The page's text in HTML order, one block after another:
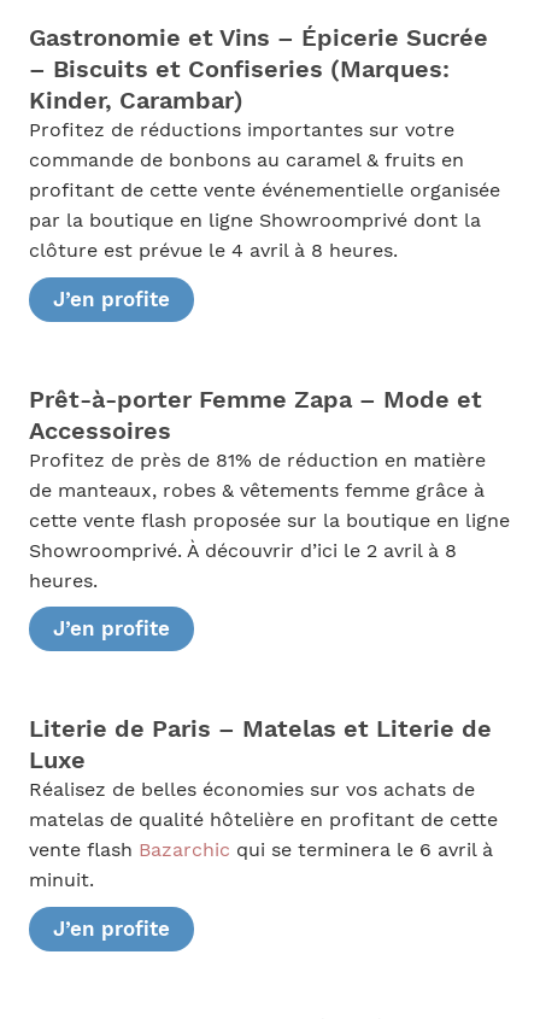
Gastronomie et Vins – Épicerie Sucrée
– Biscuits et Confiseries (Marques:
Kinder, Carambar)
Profitez de réductions importantes sur votre
commande de bonbons au caramel & fruits en
profitant de cette vente événementielle organisée
par la boutique en ligne Showroomprivé dont la
clôture est prévue le 4 avril à 8 heures.
J’en profite
Prêt-à-porter Femme Zapa – Mode et
Accessoires
Profitez de près de 81% de réduction en matière
de manteaux, robes & vêtements femme grâce à
cette vente flash proposée sur la boutique en ligne
Showroomprivé. À découvrir d’ici le 2 avril à 8
heures.
J’en profite
Literie de Paris – Matelas et Literie de
Luxe
Réalisez de belles économies sur vos achats de
matelas de qualité hôtelière en profitant de cette
vente flash Bazarchic qui se terminera le 6 avril à
minuit.
J’en profite